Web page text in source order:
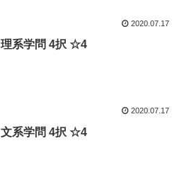
2020.07.17
理系学問 4択 ☆4
2020.07.17
文系学問 4択 ☆4